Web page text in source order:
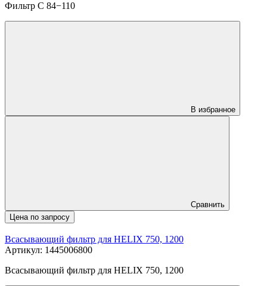
Фильтр C 84−110
В избранное
Сравнить
Цена по запросу
Всасывающий фильтр для HELIX 750, 1200
Артикул: 1445006800
Всасывающий фильтр для HELIX 750, 1200